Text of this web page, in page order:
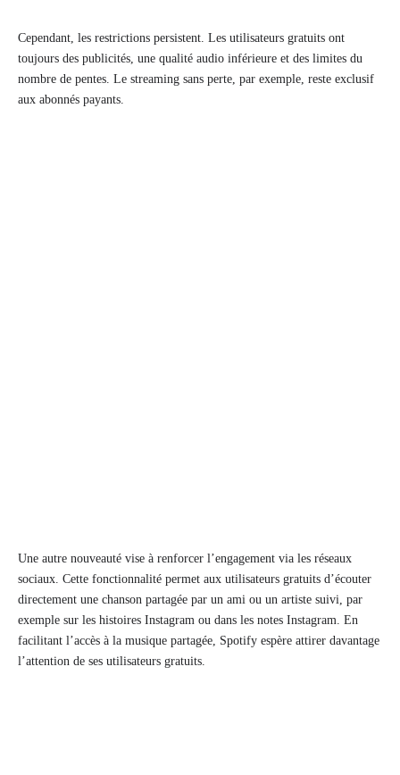
Cependant, les restrictions persistent. Les utilisateurs gratuits ont
toujours des publicités, une qualité audio inférieure et des limites du
nombre de pentes. Le streaming sans perte, par exemple, reste exclusif
aux abonnés payants.
Une autre nouveauté vise à renforcer l’engagement via les réseaux
sociaux. Cette fonctionnalité permet aux utilisateurs gratuits d’écouter
directement une chanson partagée par un ami ou un artiste suivi, par
exemple sur les histoires Instagram ou dans les notes Instagram. En
facilitant l’accès à la musique partagée, Spotify espère attirer davantage
l’attention de ses utilisateurs gratuits.